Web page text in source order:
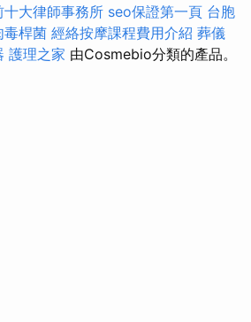
十大律師事務所 seo保證第一頁 台胞
毒桿菌 經絡按摩課程費用介紹 葬儀
護理之家 由Cosmebio分類的產品。